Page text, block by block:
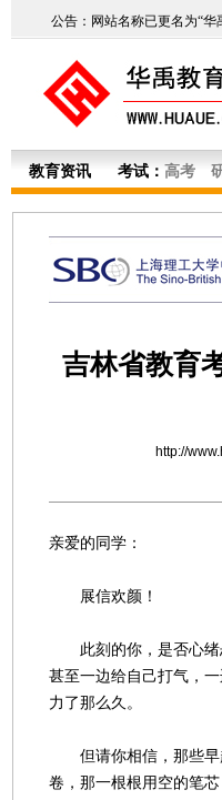
公告：网站名称已更名为“华
教育资讯 考试： 高考
吉林省教育
http://
亲爱的同学：
展信欢颜！
此刻的你，是否心绪
甚至一边给自己打气，
力了那么久。
但请你相信，那些早
卷，那一根根用空的笔